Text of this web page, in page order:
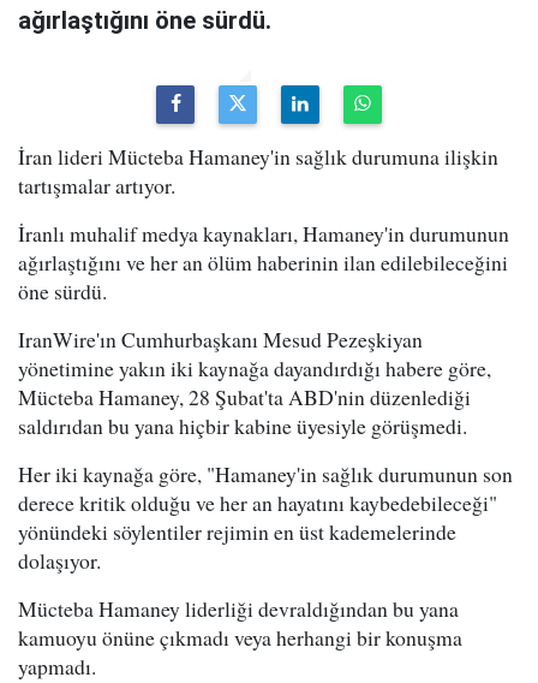
ağırlaştığını öne sürdü.
İran lideri Mücteba Hamaney'in sağlık durumuna ilişkin
tartışmalar artıyor.
İranlı muhalif medya kaynakları, Hamaney'in durumunun
ağırlaştığını ve her an ölüm haberinin ilan edilebileceğini
öne sürdü.
IranWire'ın Cumhurbaşkanı Mesud Pezeşkiyan
yönetimine yakın iki kaynağa dayandırdığı habere göre,
Mücteba Hamaney, 28 Şubat'ta ABD'nin düzenlediği
saldırıdan bu yana hiçbir kabine üyesiyle görüşmedi.
Her iki kaynağa göre, "Hamaney'in sağlık durumunun son
derece kritik olduğu ve her an hayatını kaybedebileceği"
yönündeki söylentiler rejimin en üst kademelerinde
dolaşıyor.
Mücteba Hamaney liderliği devraldığından bu yana
kamuoyu önüne çıkmadı veya herhangi bir konuşma
yapmadı.